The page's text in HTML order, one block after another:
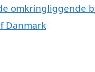
omkringliggende
Danmark